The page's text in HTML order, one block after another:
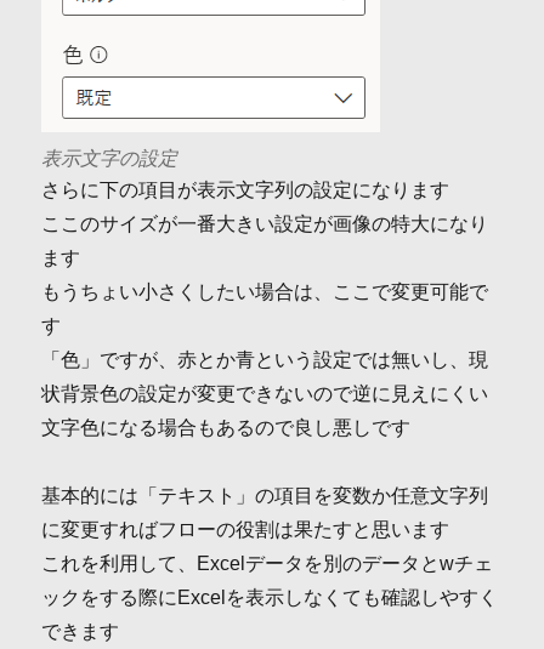
表示文字の設定
さらに下の項目が表示文字列の設定になります
ここのサイズが一番大きい設定が画像の特大になり
ます
もうちょい小さくしたい場合は、ここで変更可能で
す
「色」ですが、赤とか青という設定では無いし、現
状背景色の設定が変更できないので逆に見えにくい
文字色になる場合もあるので良し悪しです
基本的には「テキスト」の項目を変数か任意文字列
に変更すればフローの役割は果たすと思います
これを利用して、Excelデータを別のデータとwチェ
ックをする際にExcelを表示しなくても確認しやすく
できます